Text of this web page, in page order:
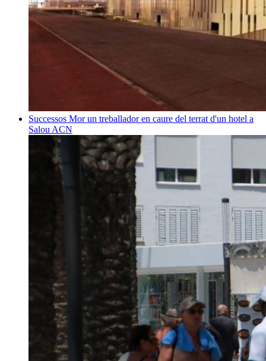
Successos Mor un treballador en caure del terrat d'un hotel a
Salou ACN